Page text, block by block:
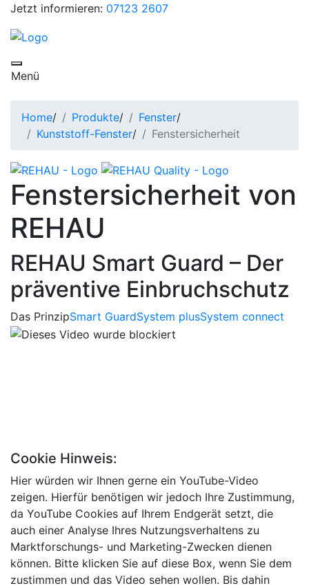
Jetzt informieren: 07123 2607
Toggle navigation
Menü
Home/ Produkte/ Fenster/
Kunststoff-Fenster/ Fenstersicherheit
Fenstersicherheit von
REHAU
REHAU Smart Guard – Der
präventive Einbruchschutz
Das PrinzipSmart GuardSystem plusSystem connect
Cookie Hinweis:
Hier würden wir Ihnen gerne ein YouTube-Video
zeigen. Hierfür benötigen wir jedoch Ihre Zustimmung,
da YouTube Cookies auf Ihrem Endgerät setzt, die
auch einer Analyse Ihres Nutzungsverhaltens zu
Marktforschungs- und Marketing-Zwecken dienen
können. Bitte klicken Sie auf diese Box, wenn Sie dem
zustimmen und das Video sehen wollen. Bis dahin